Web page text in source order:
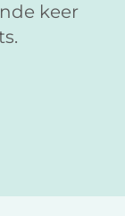
keer